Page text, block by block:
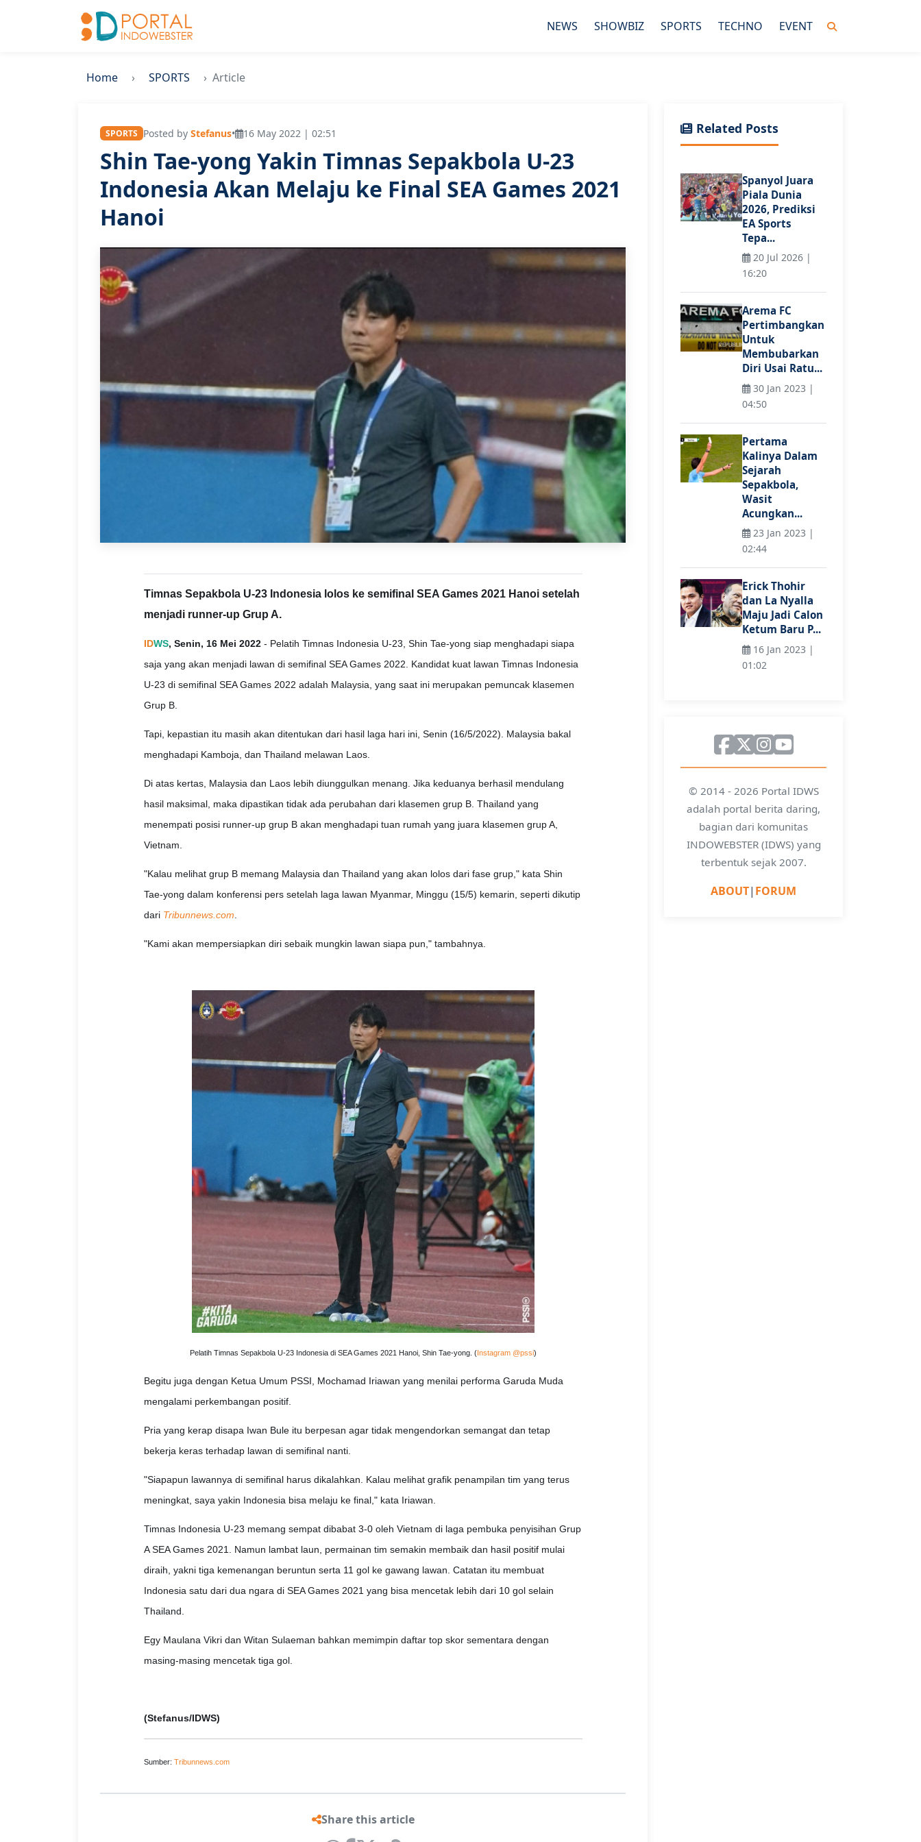
NEWS SHOWBIZ SPORTS TECHNO EVENT
Home SPORTS Article
SPORTS Posted by Stefanus• 16 May 2022 | 02:51
Shin Tae-yong Yakin Timnas Sepakbola U-23
Indonesia Akan Melaju ke Final SEA Games 2021
Hanoi
Timnas Sepakbola U-23 Indonesia lolos ke semifinal SEA Games 2021 Hanoi setelah
menjadi runner-up Grup A.
IDWS, Senin, 16 Mei 2022- Pelatih Timnas Indonesia U-23, Shin Tae-yong siap menghadapi siapa
saja yang akan menjadi lawan di semifinal SEA Games 2022. Kandidat kuat lawan Timnas Indonesia
U-23 di semifinal SEA Games 2022 adalah Malaysia, yang saat ini merupakan pemuncak klasemen
Grup B.
Tapi, kepastian itu masih akan ditentukan dari hasil laga hari ini, Senin (16/5/2022). Malaysia bakal
menghadapi Kamboja, dan Thailand melawan Laos.
Di atas kertas, Malaysia dan Laos lebih diunggulkan menang. Jika keduanya berhasil mendulang
hasil maksimal, maka dipastikan tidak ada perubahan dari klasemen grup B. Thailand yang
menempati posisi runner-up grup B akan menghadapi tuan rumah yang juara klasemen grup A,
Vietnam.
"Kalau melihat grup B memang Malaysia dan Thailand yang akan lolos dari fase grup," kata Shin
Tae-yong dalam konferensi pers setelah laga lawan Myanmar, Minggu (15/5) kemarin, seperti dikutip
dari Tribunnews.com
"Kami akan mempersiapkan diri sebaik mungkin lawan siapa pun," tambahnya.
Pelatih Timnas Sepakbola U-23 Indonesia di SEA Games 2021 Hanoi, Shin Tae-yong. (Instagram @pssi)
Begitu juga dengan Ketua Umum PSSI, Mochamad Iriawan yang menilai performa Garuda Muda
mengalami perkembangan positif.
Pria yang kerap disapa Iwan Bule itu berpesan agar tidak mengendorkan semangat dan tetap
bekerja keras terhadap lawan di semifinal nanti.
"Siapapun lawannya di semifinal harus dikalahkan. Kalau melihat grafik penampilan tim yang terus
meningkat, saya yakin Indonesia bisa melaju ke final," kata Iriawan.
Timnas Indonesia U-23 memang sempat dibabat 3-0 oleh Vietnam di laga pembuka penyisihan Grup
A SEA Games 2021. Namun lambat laun, permainan tim semakin membaik dan hasil positif mulai
diraih, yakni tiga kemenangan beruntun serta 11 gol ke gawang lawan. Catatan itu membuat
Indonesia satu dari dua ngara di SEA Games 2021 yang bisa mencetak lebih dari 10 gol selain
Thailand.
Egy Maulana Vikri dan Witan Sulaeman bahkan memimpin daftar top skor sementara dengan
masing-masing mencetak tiga gol.
(Stefanus/IDWS)
Sumber: Tribunnews.com
Share this article
Related Posts
Spanyol Juara
Piala Dunia
2026, Prediksi
EA Sports
Tepa...
20 Jul 2026 |
16:20
Arema FC
Pertimbangkan
Untuk
Membubarkan
Diri Usai Ratu...
30 Jan 2023 |
04:50
Pertama
Kalinya Dalam
Sejarah
Sepakbola,
Wasit
Acungkan...
23 Jan 2023 |
02:44
Erick Thohir
dan La Nyalla
Maju Jadi Calon
Ketum Baru P...
16 Jan 2023 |
01:02
© 2014 - 2026 Portal IDWS
adalah portal berita daring,
bagian dari komunitas
INDOWEBSTER (IDWS) yang
terbentuk sejak 2007.
ABOUT|FORUM